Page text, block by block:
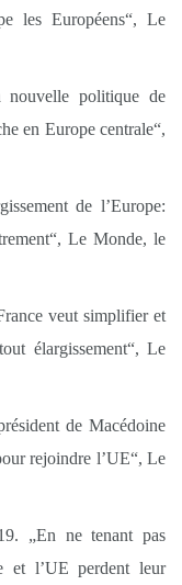
les Européens“, Le
nouvelle politique de
en Europe centrale“,
de l’Europe:
Le Monde, le
veut simplifier et
élargissement“, Le
de Macédoine
rejoindre l’UE“, Le
„En ne tenant pas
et l’UE perdent leur